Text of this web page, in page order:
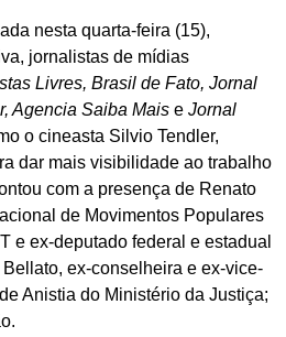
nesta quarta-feira (15),
jornalistas de mídias
Livres, Brasil de Fato, Jornal
Agencia Saiba Mais e Jornal
o cineasta Silvio Tendler,
dar mais visibilidade ao trabalho
com a presença de Renato
de Movimentos Populares
e ex-deputado federal e estadual
ex-conselheira e ex-vice-
Anistia do Ministério da Justiça;